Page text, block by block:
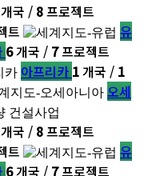
국 / 8프로젝트
트
유
6개국 / 7프로젝트
아프리카 1개국 / 1
오세
국 / 8프로젝트
트
유
6개국 / 7프로젝트